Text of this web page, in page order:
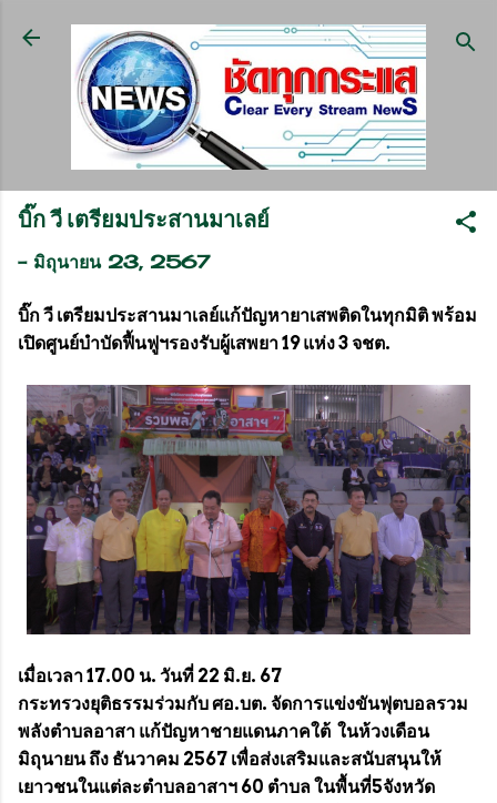
ข้ามไปที่เนื้อหาหลัก
บิ๊ก วี เตรียมประสานมาเลย์
- มิถุนายน 23, 2567
บิ๊ก วี เตรียมประสานมาเลย์แก้ปัญหายาเสพติดในทุกมิติ พร้อม
เปิดศูนย์บำบัดฟื้นฟูฯรองรับผู้เสพยา 19 แห่ง 3 จชต.
เมื่อเวลา 17.00 น. วันที่ 22 มิ.ย. 67
กระทรวงยุติธรรมร่วมกับ ศอ.บต. จัดการแข่งขันฟุตบอลรวม
พลังตำบลอาสา แก้ปัญหาชายแดนภาคใต้ ในห้วงเดือน
มิถุนายน ถึง ธันวาคม 2567 เพื่อส่งเสริมและสนับสนุนให้
เยาวชนในแต่ละตำบลอาสาฯ 60 ตำบล ในพื้นที่5จังหวัด